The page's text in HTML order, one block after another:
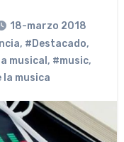
18-marzo 2018
, #Destacado,
musical , #music,
la musica